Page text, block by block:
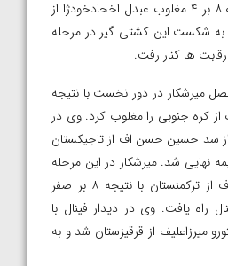
اول، در دور دوم با نتیجه ۸ بر ۴ مغلوب عبدل اخحادخودژا از
به شکست این کشتی گیر در مرحله
رقابت ها کنار رفت.
ابوالفضل میرشکار در دور نخست با نتیجه
کره جنوبی را مغلوب کرد. وی در
دور دوم با نتیجه ۹ بر ۷ از سد حسین حسن اف از تاجیکستان
نهایی شد. میرشکار در این مرحله
مقابل شاتلیک یونوس اف از ترکمنستان با نتیجه ۸ بر صفر
راه یافت. وی در دیدار فینال با
ژانتورو میرزاعلیف از قرقیزستان شد و به